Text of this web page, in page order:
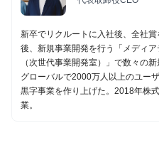
新卒でリクルートに入社後、全社
後、新規事業開発を行う「メディ
（次世代事業開発室）」で数々の新
グローバルで2000万人以上のユー
黒字事業を作り上げた。2018年株
業。